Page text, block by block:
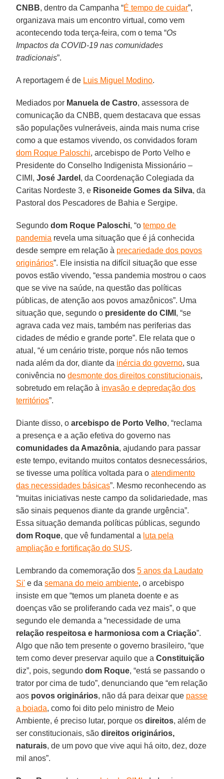
CNBB, dentro da Campanha “É tempo de cuidar”,
organizava mais um encontro virtual, como vem
acontecendo toda terça-feira, com o tema “Os
Impactos da COVID-19 nas comunidades
tradicionais”.
A reportagem é de Luis Miguel Modino.
Mediados por Manuela de Castro, assessora de
comunicação da CNBB, quem destacava que essas
são populações vulneráveis, ainda mais numa crise
como a que estamos vivendo, os convidados foram
dom Roque Paloschi, arcebispo de Porto Velho e
Presidente do Conselho Indigenista Missionário –
CIMI,José Jardel , da Coordenação Colegiada da
Caritas Nordeste 3, e Risoneide Gomes da Silva, da
Pastoral dos Pescadores de Bahia e Sergipe.
Segundodom Roque Paloschi, “otempo de
pandemia revela uma situação que é já conhecida
desde sempre em relação à precariedade dos povos
originários”. Ele insistia na difícil situação que esse
povos estão vivendo, “essa pandemia mostrou o caos
que se vive na saúde, na questão das políticas
públicas, de atenção aos povos amazônicos”. Uma
situação que, segundo o presidente do CIMI , “se
agrava cada vez mais, também nas periferias das
cidades de médio e grande porte”. Ele relata que o
atual, “é um cenário triste, porque nós não temos
nada além da dor, diante da inércia do governo, sua
conivência nodesmonte dos direitos constitucionais,
sobretudo em relação à invasão e depredação dos
territórios”.
Diante disso, oarcebispo de Porto Velho, “reclama
a presença e a ação efetiva do governo nas
comunidades da Amazônia, ajudando para passar
este tempo, evitando muitos contatos desnecessários,
se tivesse uma política voltada para oatendimento
das necessidades básicas”. Mesmo reconhecendo as
“muitas iniciativas neste campo da solidariedade, mas
são sinais pequenos diante da grande urgência”.
Essa situação demanda políticas públicas, segundo
dom Roque, que vê fundamental a luta pela
ampliação e fortificação do SUS.
Lembrando da comemoração dos5 anos da Laudato
Si' e dasemana do meio ambiente, o arcebispo
insiste em que “temos um planeta doente e as
doenças vão se proliferando cada vez mais”, o que
segundo ele demanda a “necessidade de uma
relação respeitosa e harmoniosa com a Criação”.
Algo que não tem presente o governo brasileiro, “que
tem como dever preservar aquilo que aConstituição
diz”, pois, segundodom Roque, “está se passando o
trator por cima de tudo”, denunciando que “em relação
aos povos originários, não dá para deixar que passe
a boiada, como foi dito pelo ministro de Meio
Ambiente, é preciso lutar, porque osdireitos, além de
ser constitucionais, sãodireitos originários,
naturais, de um povo que vive aqui há oito, dez, doze
mil anos”.